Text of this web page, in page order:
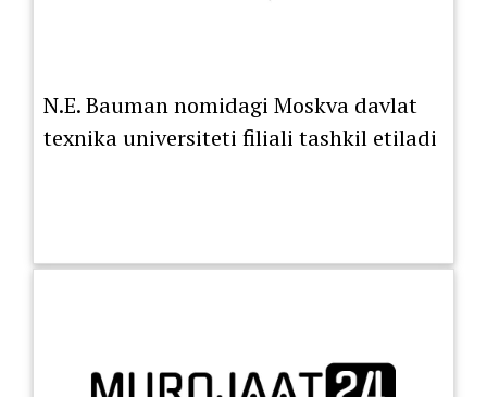
N.E. Bauman nomidagi Moskva davlat
texnika universiteti filiali tashkil etiladi